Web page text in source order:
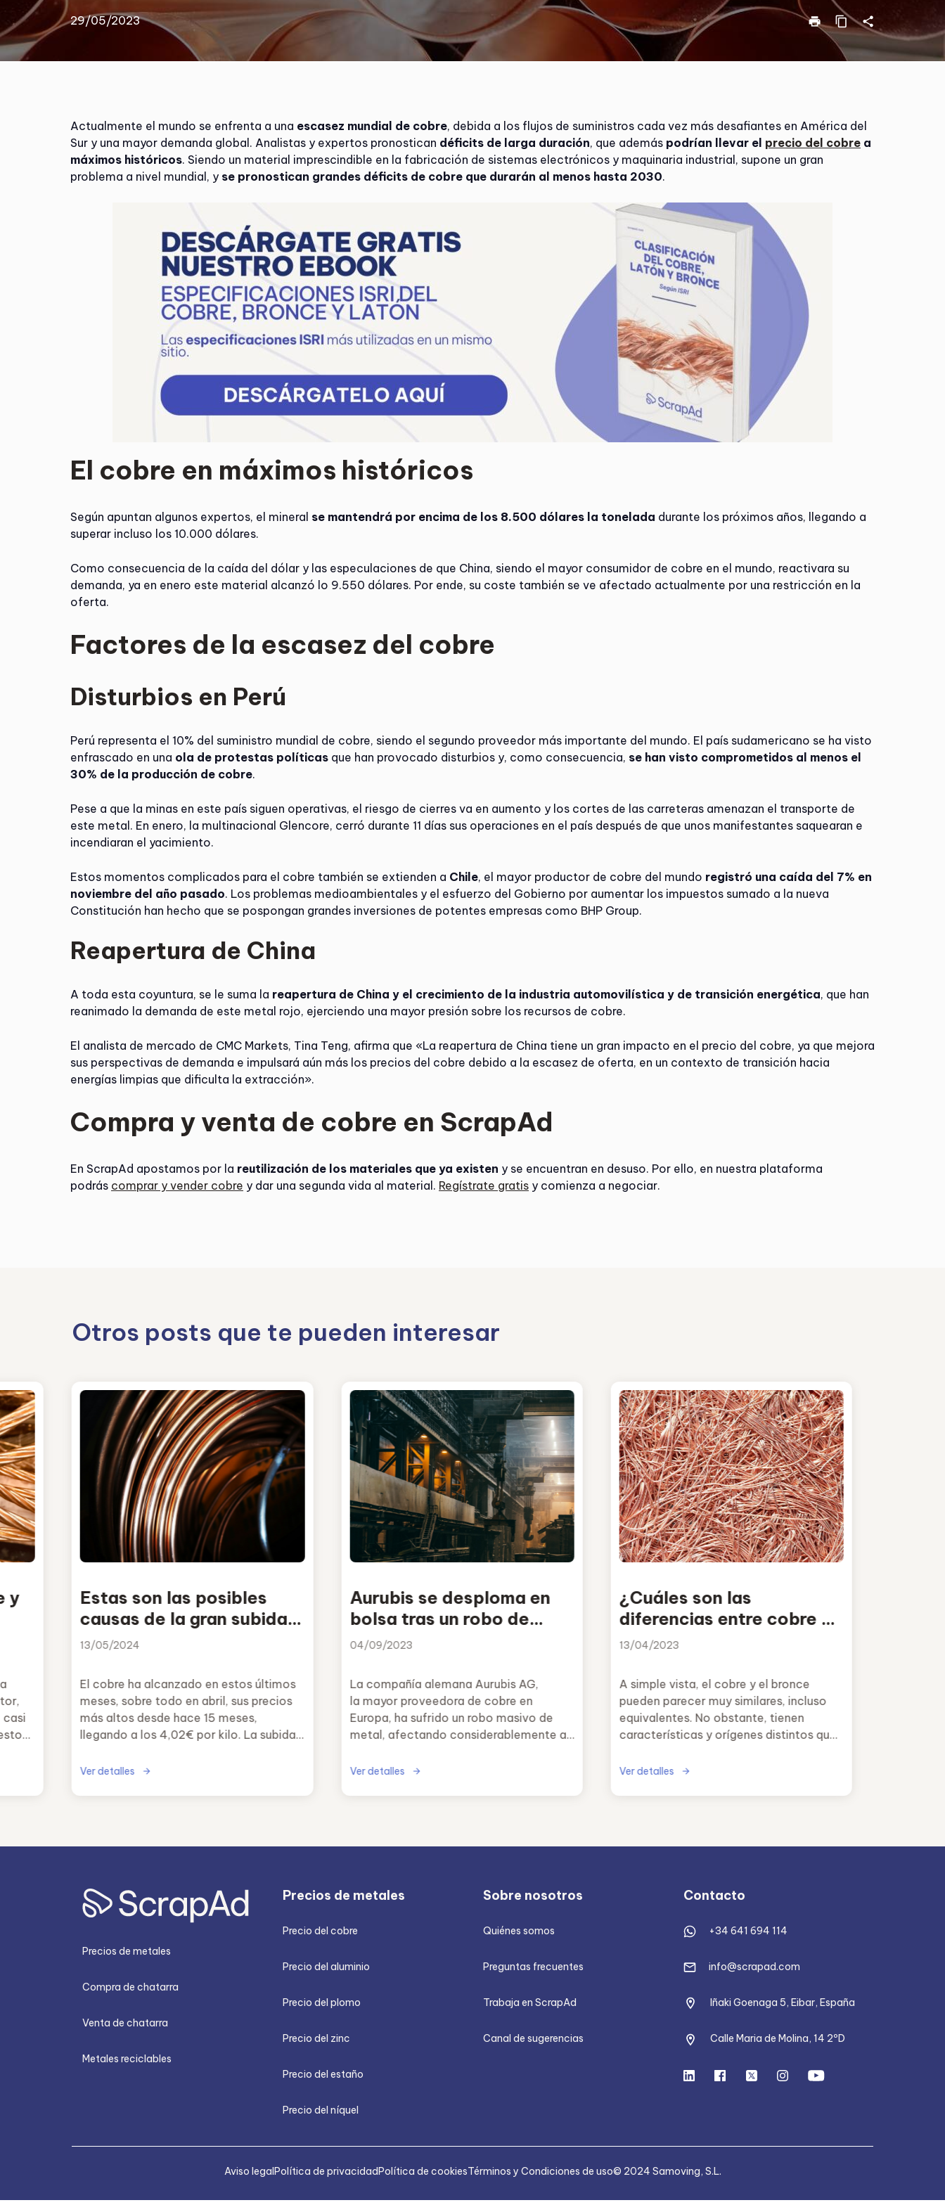
29/05/2023 print content_copy share
Actualmente el mundo se enfrenta a una escasez mundial de cobre, debida a los flujos de suministros cada vez más desafiantes en América del
Sur y una mayor demanda global. Analistas y expertos pronostican déficits de larga duración, que además podrían llevar el precio del cobre a
máximos históricos. Siendo un material imprescindible en la fabricación de sistemas electrónicos y maquinaria industrial, supone un gran
problema a nivel mundial, y se pronostican grandes déficits de cobre que durarán al menos hasta 2030.
El cobre en máximos históricos
Según apuntan algunos expertos, el mineral se mantendrá por encima de los 8.500 dólares la tonelada durante los próximos años, llegando a
superar incluso los 10.000 dólares.
Como consecuencia de la caída del dólar y las especulaciones de que China, siendo el mayor consumidor de cobre en el mundo, reactivara su
demanda, ya en enero este material alcanzó lo 9.550 dólares. Por ende, su coste también se ve afectado actualmente por una restricción en la
oferta.
Factores de la escasez del cobre
Disturbios en Perú
Perú representa el 10% del suministro mundial de cobre, siendo el segundo proveedor más importante del mundo. El país sudamericano se ha visto
enfrascado en una ola de protestas políticas que han provocado disturbios y, como consecuencia, se han visto comprometidos al menos el
30% de la producción de cobre.
Pese a que la minas en este país siguen operativas, el riesgo de cierres va en aumento y los cortes de las carreteras amenazan el transporte de
este metal. En enero, la multinacional Glencore, cerró durante 11 días sus operaciones en el país después de que unos manifestantes saquearan e
incendiaran el yacimiento.
Estos momentos complicados para el cobre también se extienden a Chile, el mayor productor de cobre del mundo registró una caída del 7% en
noviembre del año pasado. Los problemas medioambientales y el esfuerzo del Gobierno por aumentar los impuestos sumado a la nueva
Constitución han hecho que se pospongan grandes inversiones de potentes empresas como BHP Group.
Reapertura de China
A toda esta coyuntura, se le suma la reapertura de China y el crecimiento de la industria automovilística y de transición energética, que han
reanimado la demanda de este metal rojo, ejerciendo una mayor presión sobre los recursos de cobre.
El analista de mercado de CMC Markets, Tina Teng, afirma que «La reapertura de China tiene un gran impacto en el precio del cobre, ya que mejora
sus perspectivas de demanda e impulsará aún más los precios del cobre debido a la escasez de oferta, en un contexto de transición hacia
energías limpias que dificulta la extracción».
Compra y venta de cobre en ScrapAd
En ScrapAd apostamos por la reutilización de los materiales que ya existen y se encuentran en desuso. Por ello, en nuestra plataforma
podrás comprar y vender cobre y dar una segunda vida al material. Regístrate gratis y comienza a negociar.
Otros posts que te pueden interesar
y
casi
Estas son las posibles
causas de la gran subida
del cobre
13/05/2024
El cobre ha alcanzado en estos últimos
meses, sobre todo en abril, sus precios
más altos desde hace 15 meses,
llegando a los 4,02€ por kilo. La subida
mensual de un 9,05%.
Ver detalles
Aurubis se desploma en
bolsa tras un robo de
material
04/09/2023
La compañía alemana Aurubis AG,
la mayor proveedora de cobre en
Europa, ha sufrido un robo masivo de
metal, afectando considerablemente a
Ver detalles
¿Cuáles son las
diferencias entre cobre y
bronce?
13/04/2023
A simple vista, el cobre y el bronce
pueden parecer muy similares, incluso
equivalentes. No obstante, tienen
características y orígenes distintos que
completamente diferentes.
Ver detalles
Precios de metales
Compra de chatarra
Venta de chatarra
Metales reciclables
Precios de metales
Precio del cobre
Precio del aluminio
Precio del plomo
Precio del zinc
Precio del estaño
Precio del níquel
Sobre nosotros
Quiénes somos
Preguntas frecuentes
Trabaja en ScrapAd
Canal de sugerencias
Contacto
+34 641 694 114
info@scrapad.com
Iñaki Goenaga 5, Eibar, España
Calle Maria de Molina, 14 2ºD
Aviso legalPolítica de privacidadPolítica de cookiesTérminos y Condiciones de uso© 2024 Samoving, S.L.